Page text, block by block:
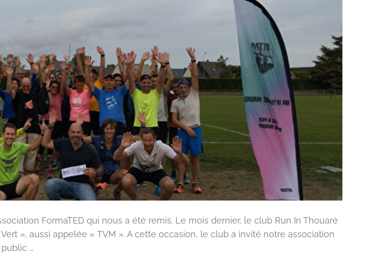
FormaTED qui nous a été remis. Le mois dernier, le club Run In Thouaré
», aussi appelée « TVM ». A cette occasion, le club a invité notre association
…